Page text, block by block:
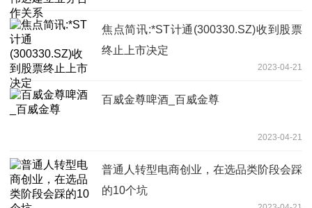
焦点简讯:*ST计通(300330.SZ)收到股票
终止上市决定
2023-04-21
百威金尊啤酒_百威金尊
2023-04-21
普通人转型电商创业，在选品类阶段会踩
的10个坑